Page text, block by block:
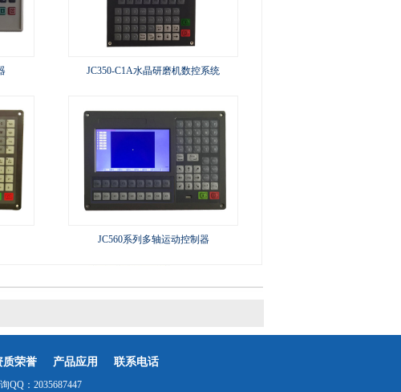
JC350-C1A水晶研磨机数控系统
JC560系列多轴运动控制器
质荣誉 产品应用 联系电话
：2035687447